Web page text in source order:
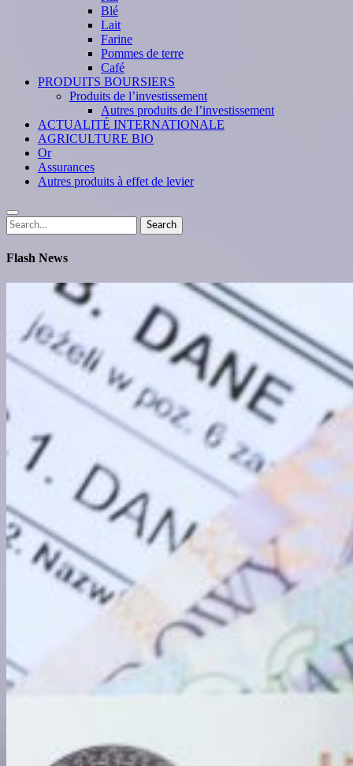
Blé
Lait
Farine
Pommes de terre
Café
PRODUITS BOURSIERS
Produits de l’investissement
Autres produits de l’investissement
ACTUALITÉ INTERNATIONALE
AGRICULTURE BIO
Or
Assurances
Autres produits à effet de levier
Search
for:
Search
Flash News